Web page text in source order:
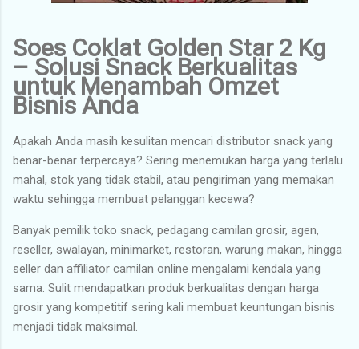
Soes Coklat Golden Star 2 Kg
– Solusi Snack Berkualitas
untuk Menambah Omzet
Bisnis Anda
Apakah Anda masih kesulitan mencari distributor snack yang
benar-benar terpercaya? Sering menemukan harga yang terlalu
mahal, stok yang tidak stabil, atau pengiriman yang memakan
waktu sehingga membuat pelanggan kecewa?
Banyak pemilik toko snack, pedagang camilan grosir, agen,
reseller, swalayan, minimarket, restoran, warung makan, hingga
seller dan affiliator camilan online mengalami kendala yang
sama. Sulit mendapatkan produk berkualitas dengan harga
grosir yang kompetitif sering kali membuat keuntungan bisnis
menjadi tidak maksimal.